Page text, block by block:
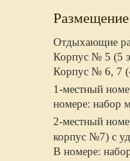
Размещение
Отдыхающие
Корпус № 5 (5
Корпус № 6, 7
1-местный
номере: набор
2-местный
корпус №7) с
В номере: